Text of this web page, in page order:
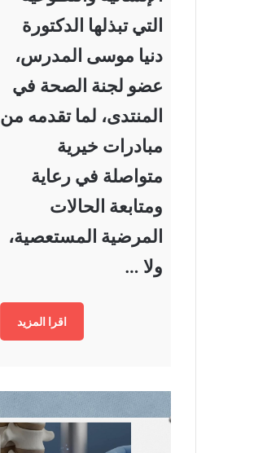
التي تبذلها الدكتورة
دنيا موسى المدرس،
عضو لجنة الصحة في
المنتدى، لما تقدمه من
مبادرات خيرية
متواصلة في رعاية
ومتابعة الحالات
المرضية المستعصية،
ولا …
اقرا المزيد